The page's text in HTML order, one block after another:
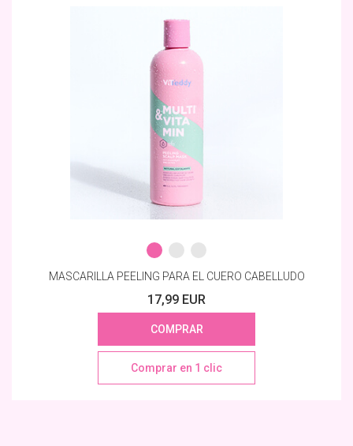
MASCARILLA PEELING PARA EL CUERO CABELLUDO
17,99 EUR
COMPRAR
Comprar en 1 clic